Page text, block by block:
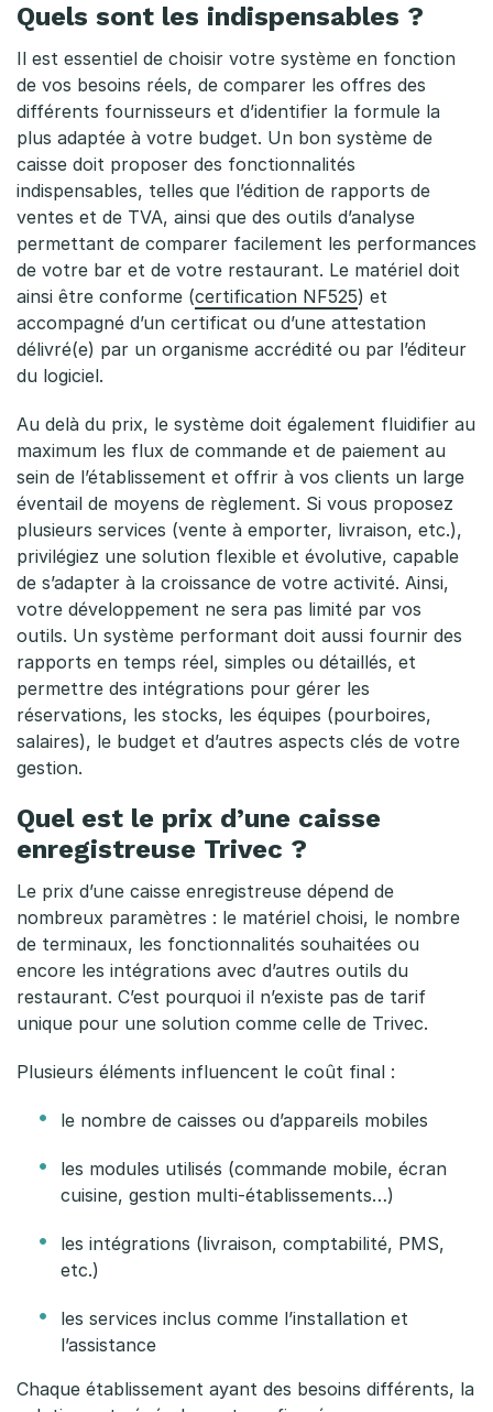
’
u
n
e
c
a
i
s
s
e
e
n
r
e
g
i
s
t
r
e
u
s
e
p
o
u
u
Quels sont les indispensables ?
Il est essentiel de choisir votre système en fonction
de vos besoins réels, de comparer les offres des
différents fournisseurs et d’identifier la formule la
plus adaptée à votre budget. Un bon système de
caisse doit proposer des fonctionnalités
indispensables, telles que l’édition de rapports de
ventes et de TVA, ainsi que des outils d’analyse
permettant de comparer facilement les performances
de votre bar et de votre restaurant. Le matériel doit
ainsi être conforme (certification NF525) et
accompagné d’un certificat ou d’une attestation
délivré(e) par un organisme accrédité ou par l’éditeur
du logiciel.
Au delà du prix, le système doit également fluidifier au
maximum les flux de commande et de paiement au
sein de l’établissement et offrir à vos clients un large
éventail de moyens de règlement. Si vous proposez
plusieurs services (vente à emporter, livraison, etc.),
privilégiez une solution flexible et évolutive, capable
de s’adapter à la croissance de votre activité. Ainsi,
votre développement ne sera pas limité par vos
outils. Un système performant doit aussi fournir des
rapports en temps réel, simples ou détaillés, et
permettre des intégrations pour gérer les
réservations, les stocks, les équipes (pourboires,
salaires), le budget et d’autres aspects clés de votre
gestion.
Quel est le prix d’une caisse
enregistreuse Trivec ?
Le prix d’une caisse enregistreuse dépend de
nombreux paramètres : le matériel choisi, le nombre
de terminaux, les fonctionnalités souhaitées ou
encore les intégrations avec d’autres outils du
restaurant. C’est pourquoi il n’existe pas de tarif
unique pour une solution comme celle de Trivec.
Plusieurs éléments influencent le coût final :
le nombre de caisses ou d’appareils mobiles
les modules utilisés (commande mobile, écran
cuisine, gestion multi-établissements…)
les intégrations (livraison, comptabilité, PMS,
etc.)
les services inclus comme l’installation et
l’assistance
Chaque établissement ayant des besoins différents, la